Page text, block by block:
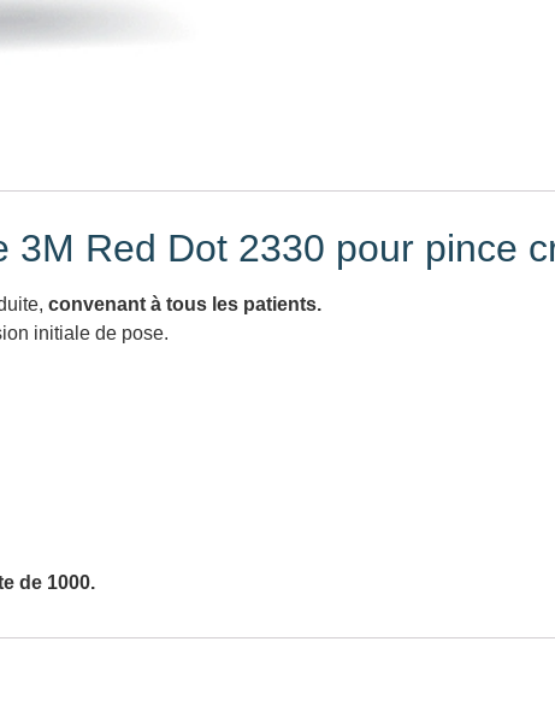
3M Red Dot 2330 pour pince
convenant à tous les patients.
initiale de pose.
de 1000.